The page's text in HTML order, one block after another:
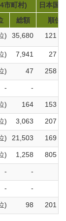
市町村)
日本国
総額
順位
) 35,680 121 (
) 7,941 27 (
) 47 258 (
- -
) 164 153 (
) 3,063 207 (
) 21,503 169 (
) 1,258 805 (
- -
- -
) 98 201 (